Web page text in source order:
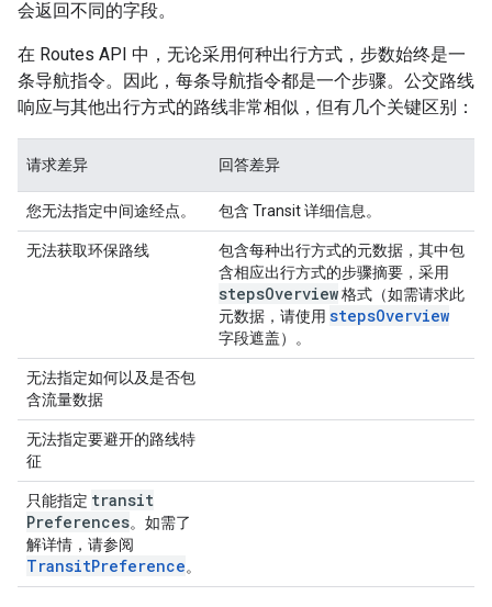
会返回不同的字段。
在 Routes API 中，无论采用何种出行方式，步数始终是一
条导航指令。因此，每条导航指令都是一个步骤。公交路线
响应与其他出行方式的路线非常相似，但有几个关键区别：
请求差异 回答差异
您无法指定中间途经点。 包含 Transit 详细信息。
无法获取环保路线
包含每种出行方式的元数据，其中包
含相应出行方式的步骤摘要，采用
stepsOverview格式（如需请求此
元数据，请使用 stepsOverview
字段遮盖）。
无法指定如何以及是否包
含流量数据
无法指定要避开的路线特
征
只能指定 transit
Preferences。如需了
解详情，请参阅
TransitPreference。